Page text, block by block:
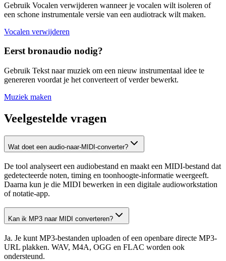
Gebruik Vocalen verwijderen wanneer je vocalen wilt isoleren of
een schone instrumentale versie van een audiotrack wilt maken.
Vocalen verwijderen
Eerst bronaudio nodig?
Gebruik Tekst naar muziek om een nieuw instrumentaal idee te
genereren voordat je het converteert of verder bewerkt.
Muziek maken
Veelgestelde vragen
Wat doet een audio-naar-MIDI-converter?
De tool analyseert een audiobestand en maakt een MIDI-bestand dat
gedetecteerde noten, timing en toonhoogte-informatie weergeeft.
Daarna kun je die MIDI bewerken in een digitale audioworkstation
of notatie-app.
Kan ik MP3 naar MIDI converteren?
Ja. Je kunt MP3-bestanden uploaden of een openbare directe MP3-
URL plakken. WAV, M4A, OGG en FLAC worden ook
ondersteund.